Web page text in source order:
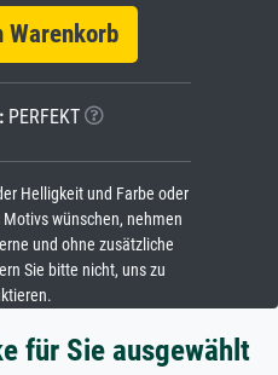
Warenkorb
PERFEKT
Helligkeit und Farbe oder
wünschen, nehmen
und ohne zusätzliche
Sie bitte nicht, uns zu
für Sie ausgewählt